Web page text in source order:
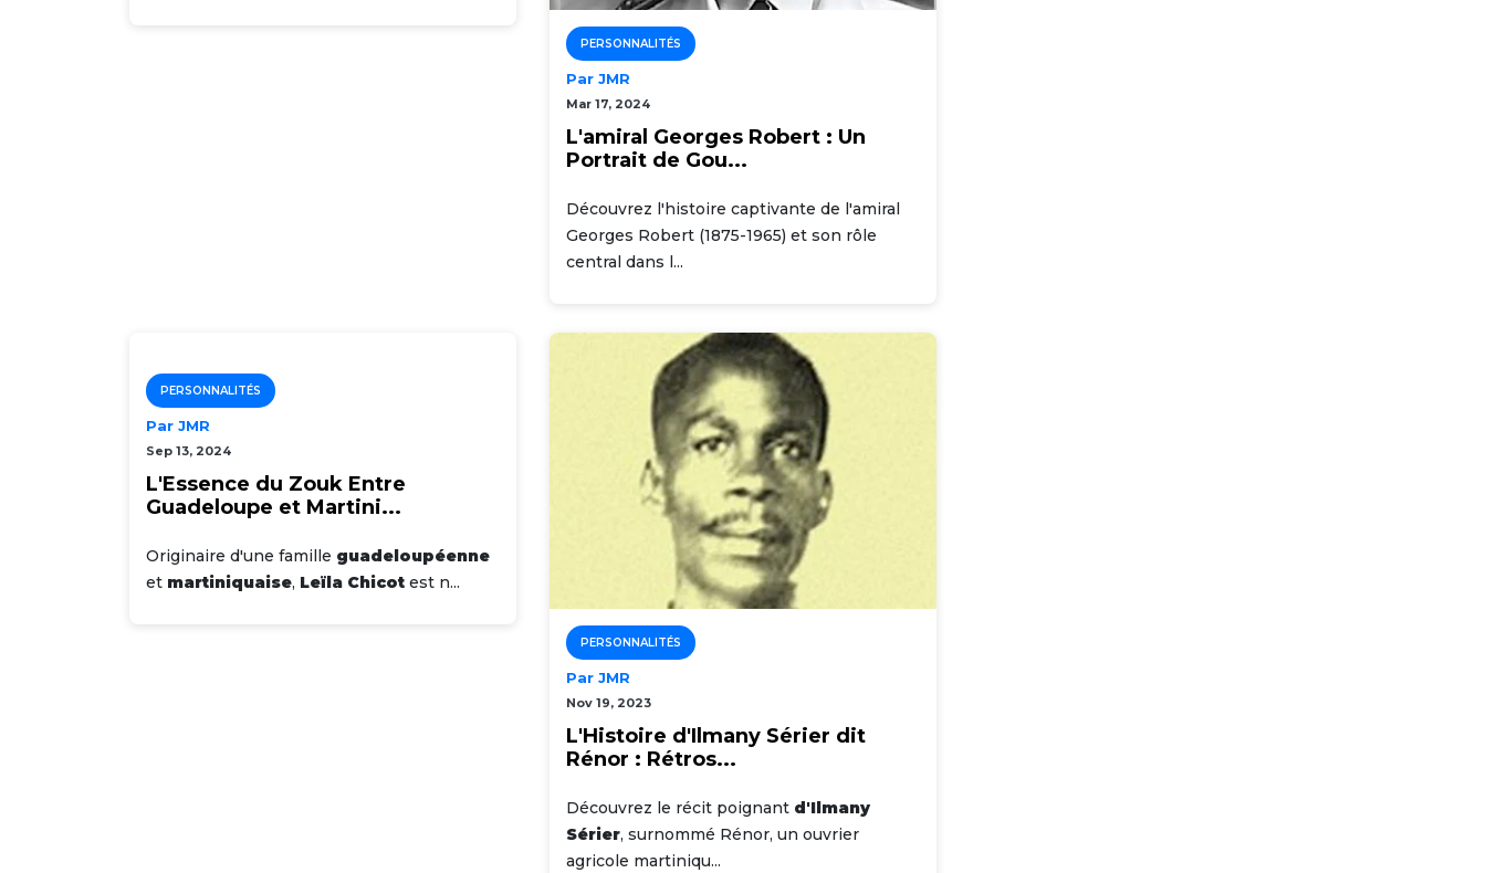
PERSONNALITÉS
Par JMR
Mar 17, 2024
L'amiral Georges Robert : Un
Portrait de Gou...
Découvrez l'histoire captivante de l'amiral
Georges Robert (1875-1965) et son rôle
central dans l...
PERSONNALITÉS
Par JMR
Sep 13, 2024
L'Essence du Zouk Entre
Guadeloupe et Martini...
Originaire d'une famille guadeloupéenne
et martiniquaise, Leïla Chicot est n...
PERSONNALITÉS
Par JMR
Nov 19, 2023
L'Histoire d'Ilmany Sérier dit
Rénor : Rétros...
Découvrez le récit poignant d'Ilmany
Sérier, surnommé Rénor, un ouvrier
agricole martiniqu...